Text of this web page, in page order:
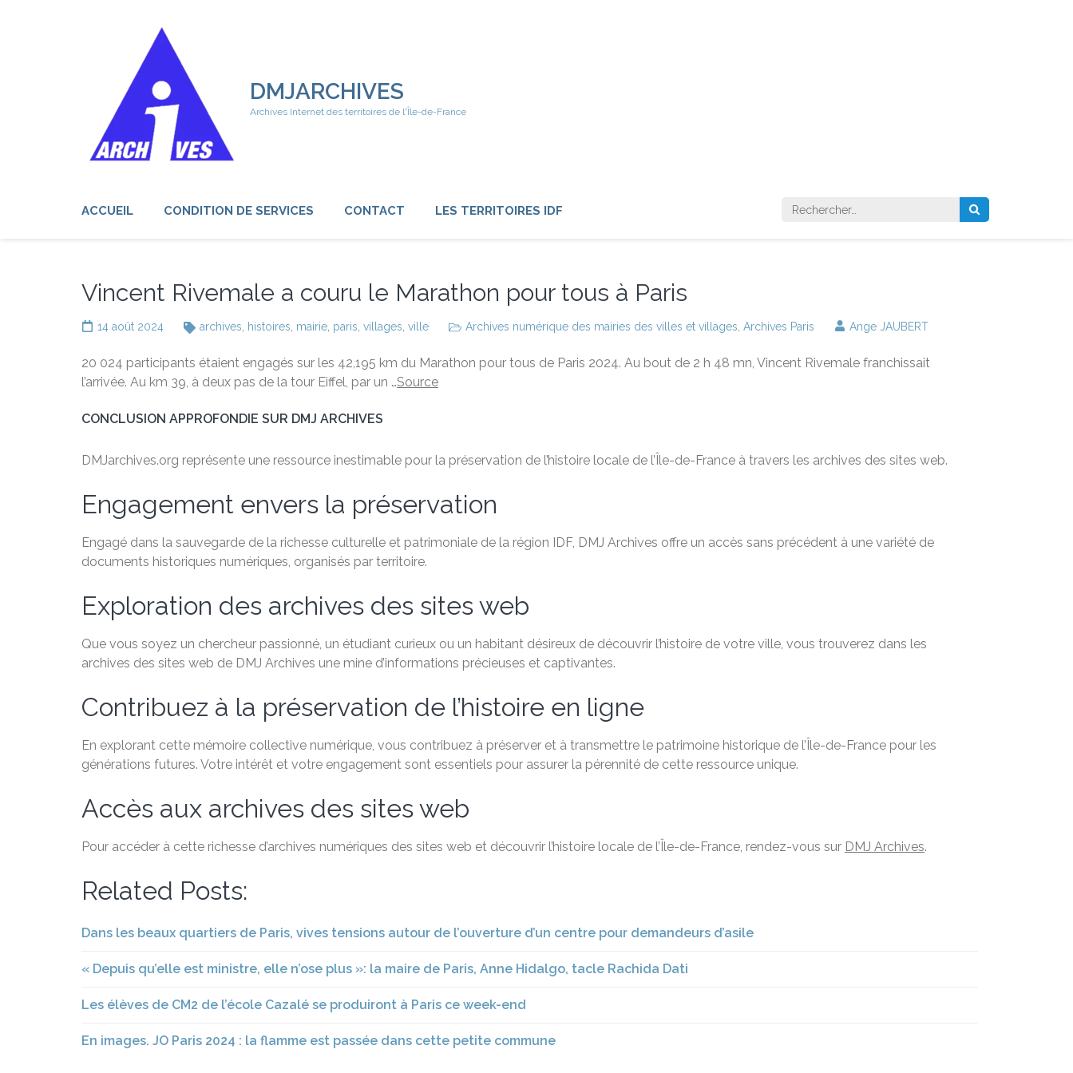
DMJARCHIVES
Archives Internet des territoires de l'Île-de-France
ACCUEIL CONDITION DE SERVICES CONTACT LES TERRITOIRES IDF Rechercher :
Vincent Rivemale a couru le Marathon pour tous à Paris
14 août 2024 archives histoires mairie paris villages ville Archives numérique des mairies des villes et villages Archives Paris Ange JAUBERT
20 024 participants étaient engagés sur les 42,195 km du Marathon pour tous de Paris 2024. Au bout de 2 h 48 mn, Vincent Rivemale franchissait
l’arrivée. Au km 39, à deux pas de la tour Eiffel, par un …Source
CONCLUSION APPROFONDIE SUR DMJ ARCHIVES
DMJarchives.org représente une ressource inestimable pour la préservation de l’histoire locale de l’Île-de-France à travers les archives des sites web.
Engagement envers la préservation
Engagé dans la sauvegarde de la richesse culturelle et patrimoniale de la région IDF, DMJ Archives offre un accès sans précédent à une variété de
documents historiques numériques, organisés par territoire.
Exploration des archives des sites web
Que vous soyez un chercheur passionné, un étudiant curieux ou un habitant désireux de découvrir l’histoire de votre ville, vous trouverez dans les
archives des sites web de DMJ Archives une mine d’informations précieuses et captivantes.
Contribuez à la préservation de l’histoire en ligne
En explorant cette mémoire collective numérique, vous contribuez à préserver et à transmettre le patrimoine historique de l’Île-de-France pour les
générations futures. Votre intérêt et votre engagement sont essentiels pour assurer la pérennité de cette ressource unique.
Accès aux archives des sites web
Pour accéder à cette richesse d’archives numériques des sites web et découvrir l’histoire locale de l’Île-de-France, rendez-vous sur DMJ Archives.
Related Posts:
Dans les beaux quartiers de Paris, vives tensions autour de l’ouverture d’un centre pour demandeurs d’asile
« Depuis qu’elle est ministre, elle n’ose plus »: la maire de Paris, Anne Hidalgo, tacle Rachida Dati
Les élèves de CM2 de l’école Cazalé se produiront à Paris ce week-end
En images. JO Paris 2024 : la flamme est passée dans cette petite commune